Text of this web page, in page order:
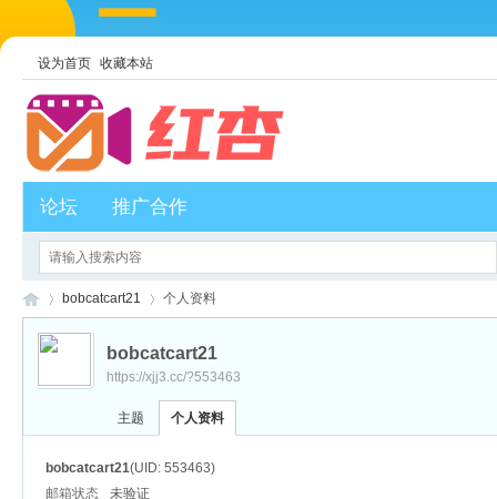
设为首页 收藏本站
论坛 推广合作
›
bobcatcart21 个人资料
bobcatcart21
https://xjj3.cc/?553463
主题 个人资料
bobcatcart21(UID: 553463)
邮箱状态
未验证